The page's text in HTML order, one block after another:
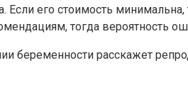
его стоимость
тогда вероятность
беременности расскажет